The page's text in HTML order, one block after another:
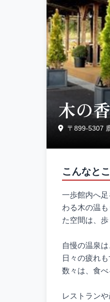
木の
〒899-5307
こんなと
一歩館内へ
わる木の温
た空間は、
自慢の温泉
日々の疲れ
数々は、食
レストラン